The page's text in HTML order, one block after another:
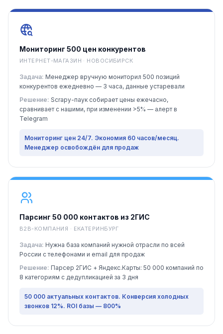
Мониторинг 500 цен конкурентов
ИНТЕРНЕТ-МАГАЗИН · НОВОСИБИРСК
Задача: Менеджер вручную мониторил 500 позиций
конкурентов ежедневно — 3 часа, данные устаревали
Решение: Scrapy-паук собирает цены ежечасно,
сравнивает с нашими, при изменении >5% — алерт в
Telegram
Мониторинг цен 24/7. Экономия 60 часов/месяц.
Менеджер освобождён для продаж
Парсинг 50 000 контактов из 2ГИС
B2B-КОМПАНИЯ · ЕКАТЕРИНБУРГ
Задача: Нужна база компаний нужной отрасли по всей
России с телефонами и email для продаж
Решение: Парсер 2ГИС + Яндекс.Карты: 50 000 компаний по
8 категориям с дедупликацией за 3 дня
50 000 актуальных контактов. Конверсия холодных
звонков 12%. ROI базы — 800%